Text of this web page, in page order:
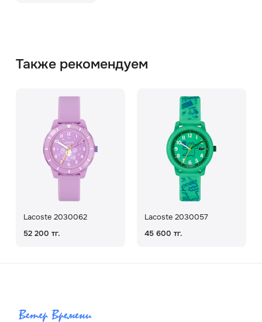
Также рекомендуем
Lacoste 2030062
52 200 тг.
Lacoste 2030057
45 600 тг.